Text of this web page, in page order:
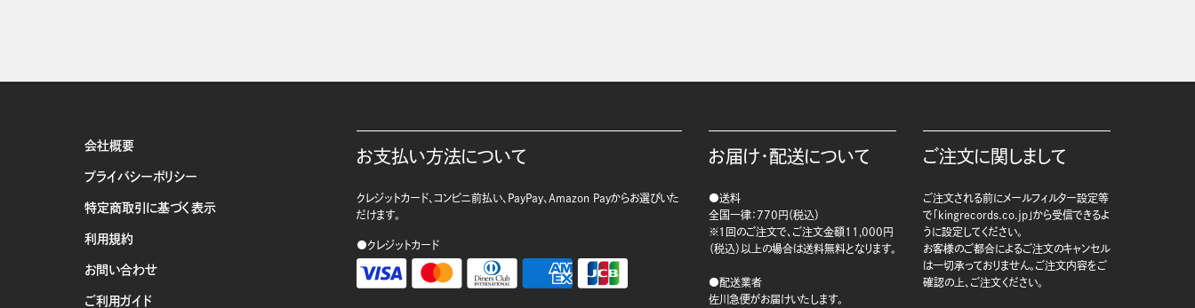
会社概要
プライバシーポリシー
特定商取引に基づく表示
利用規約
お問い合わせ
ご利用ガイド
お支払い方法について
クレジットカード、コンビニ前払い、PayPay、Amazon Payからお選びいた
だけます。
●クレジットカード
お届け・配送について
●送料
全国一律：770円（税込）
※1回のご注文で、ご注文金額11,000円
（税込）以上の場合は送料無料となります。
●配送業者
佐川急便がお届けいたします。
ご注文に関しまして
ご注文される前にメールフィルター設定等
で「kingrecords.co.jp」から受信できるよ
うに設定してください。
お客様のご都合によるご注文のキャンセル
は一切承っておりません。ご注文内容をご
確認の上、ご注文ください。